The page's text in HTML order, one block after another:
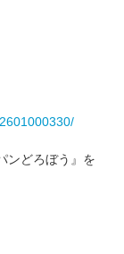
ンどろぼう』を